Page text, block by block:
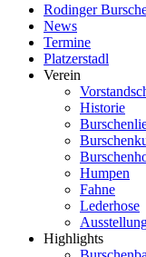
Rodinger
News
Termine
Platzerstadl
Verein
Historie
Humpen
Fahne
Lederhose
Highlights